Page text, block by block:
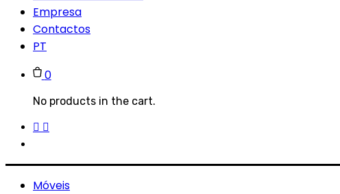
Empresa
Contactos
PT
0
No products in the cart.
Móveis